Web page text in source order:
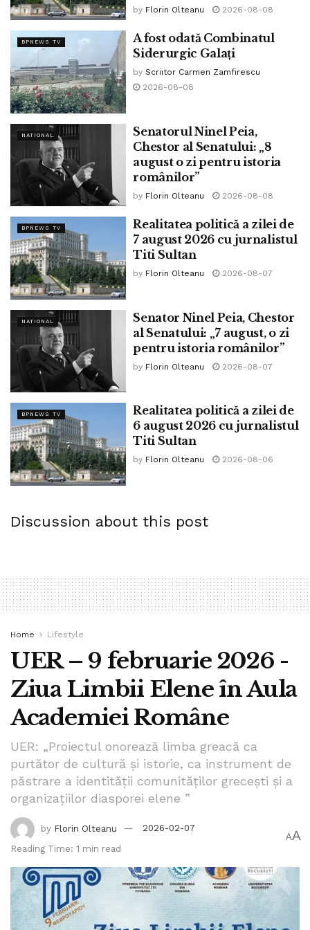
În 2022, ne-a părăsit actrița Margarita Lozano, născută în
1931. A fost interpreta Vitoriei Lipan în filmul Baltagul.”
by Florin Olteanu 2026-08-08
BPNEWS TV
A fost odată Combinatul
Siderurgic Galați
by Scriitor Carmen Zamfirescu
2026-08-08
NATIONAL
Senatorul Ninel Peia,
Chestor al Senatului: „8
august o zi pentru istoria
românilor”
by Florin Olteanu 2026-08-08
BPNEWS TV
Realitatea politică a zilei de
7 august 2026 cu jurnalistul
Titi Sultan
by Florin Olteanu 2026-08-07
NATIONAL
Senator Ninel Peia, Chestor
al Senatului: „7 august, o zi
pentru istoria românilor”
by Florin Olteanu 2026-08-07
BPNEWS TV
Realitatea politică a zilei de
6 august 2026 cu jurnalistul
Titi Sultan
by Florin Olteanu 2026-08-06
Discussion about this post
Home Lifestyle
UER – 9 februarie 2026 -
Ziua Limbii Elene în Aula
Academiei Române
UER: „Proiectul onorează limba greacă ca
purtător de cultură și istorie, ca instrument de
păstrare a identității comunităților grecești și a
organizațiilor diasporei elene ”
by Florin Olteanu
2026-02-07
Reading Time: 1 min read
AA